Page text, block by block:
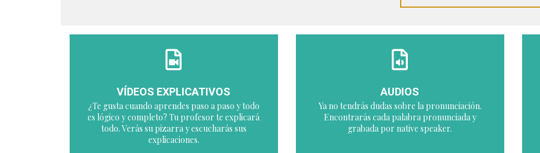
VÍDEOS EXPLICATIVOS
¿Te gusta cuando aprendes paso a paso y todo
es lógico y completo? Tu profesor te explicará
todo. Verás su pizarra y escucharás sus
explicaciones.
AUDIOS
Ya no tendrás dudas sobre la pronunciación.
Encontrarás cada palabra pronunciada y
grabada por native speaker.